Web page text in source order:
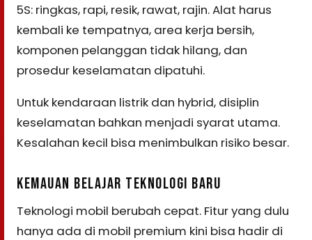
5S: ringkas, rapi, resik, rawat, rajin. Alat harus
kembali ke tempatnya, area kerja bersih,
komponen pelanggan tidak hilang, dan
prosedur keselamatan dipatuhi.
Untuk kendaraan listrik dan hybrid, disiplin
keselamatan bahkan menjadi syarat utama.
Kesalahan kecil bisa menimbulkan risiko besar.
KEMAUAN BELAJAR TEKNOLOGI BARU
Teknologi mobil berubah cepat. Fitur yang dulu
hanya ada di mobil premium kini bisa hadir di